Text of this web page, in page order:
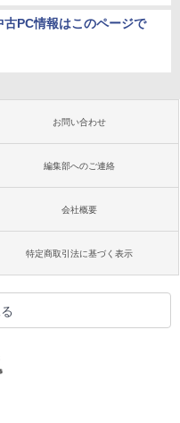
PC情報はこのページで
お問い合わせ
編集部へのご連絡
会社概要
特定商取引法に基づく表示